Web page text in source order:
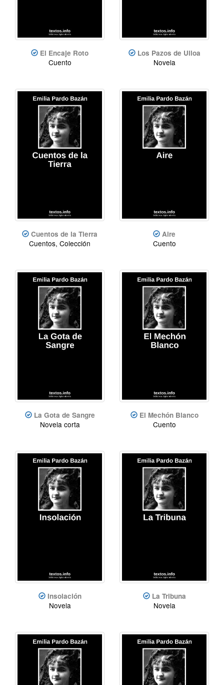
El Encaje Roto
Cuento
Los Pazos de Ulloa
Novela
Cuentos de la Tierra
Cuentos, Colección
Aire
Cuento
La Gota de Sangre
Novela corta
El Mechón Blanco
Cuento
Insolación
Novela
La Tribuna
Novela